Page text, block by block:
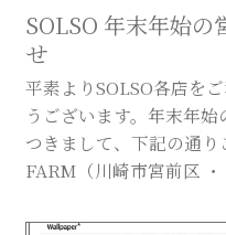
SOLSO 年末年始の
せ
平素よりSOLSO各店を
うございます。年末年
つきまして、下記の通
FARM（川崎市宮前区 ・